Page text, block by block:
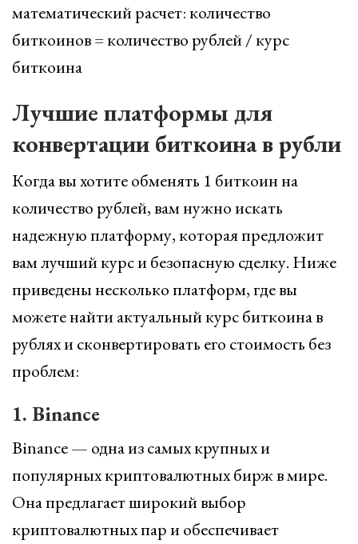
математический расчет: количество
биткоинов = количество рублей / курс
биткоина
Лучшие платформы для
конвертации биткоина в рубли
Когда вы хотите обменять 1 биткоин на
количество рублей, вам нужно искать
надежную платформу, которая предложит
вам лучший курс и безопасную сделку. Ниже
приведены несколько платформ, где вы
можете найти актуальный курс биткоина в
рублях и сконвертировать его стоимость без
проблем:
1. Binance
Binance — одна из самых крупных и
популярных криптовалютных бирж в мире.
Она предлагает широкий выбор
криптовалютных пар и обеспечивает